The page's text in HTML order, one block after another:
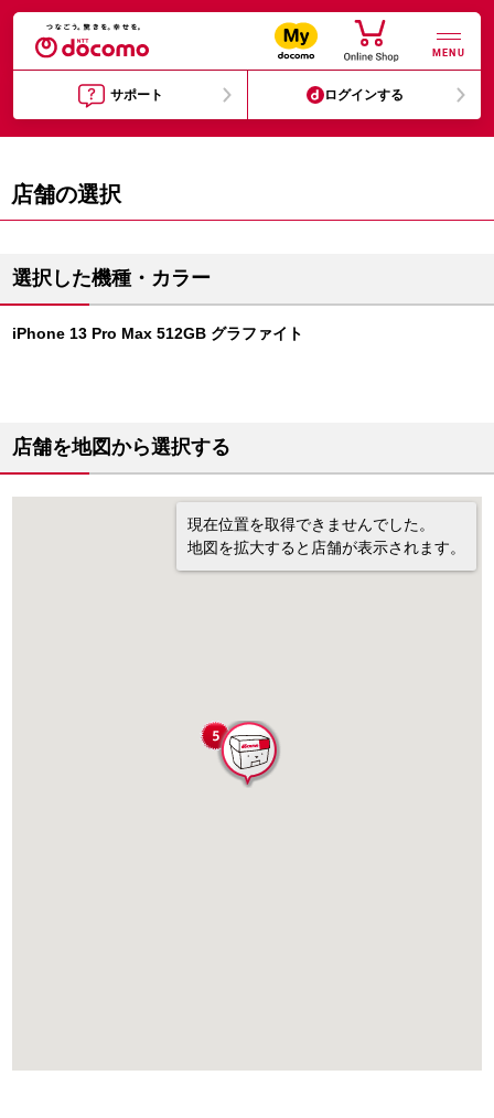
MENU
サポート ログインする
店舗の選択
選択した機種・カラー
iPhone 13 Pro Max 512GB グラファイト
店舗を地図から選択する
現在位置を取得できませんでした。
地図を拡大すると店舗が表示されます。